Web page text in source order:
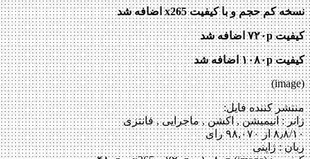
نسخه کم حجم و با کیفیت x265 اضافه شد
کیفیت ۷۲۰p اضافه شد
کیفیت ۱۰۸۰p اضافه شد
(image)
منتشر کننده فایل:
ژانر :انیمیشن , اکشن , ماجرایی , فانتزی
۸٫۸/۱۰ از ۹۸,۰۷۰ رای
زبان : ژاپنی